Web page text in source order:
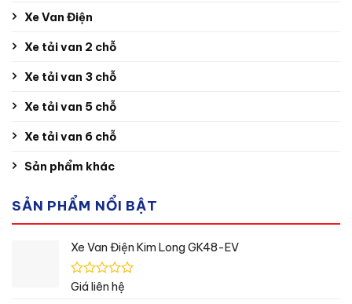
Xe Van Điện
Xe tải van 2 chỗ
Xe tải van 3 chỗ
Xe tải van 5 chỗ
Xe tải van 6 chỗ
Sản phẩm khác
SẢN PHẨM NỔI BẬT
Xe Van Điện Kim Long GK48-EV
Được
Giá liên hệ